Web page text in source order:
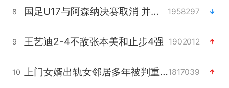
8 国足U17与阿森纳决赛取消 并列冠军 1958297
9 王艺迪2-4不敌张本美和止步4强 1902012
10 上门女婿出轨女邻居多年被判重婚罪1817039